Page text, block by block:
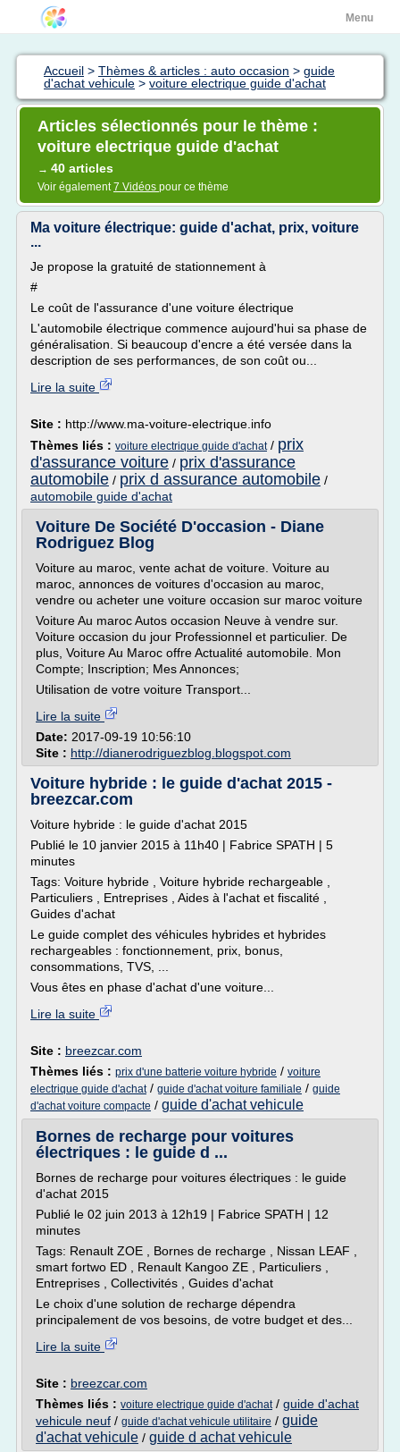
Menu
Accueil > Thèmes & articles : auto occasion > guide
d'achat vehicule > voiture electrique guide d'achat
Articles sélectionnés pour le thème :
voiture electrique guide d'achat
→ 40 articles
Voir également7 Vidéos pour ce thème
Ma voiture électrique: guide d'achat, prix, voiture
...
Je propose la gratuité de stationnement à
#
Le coût de l'assurance d'une voiture électrique
L'automobile électrique commence aujourd'hui sa phase de
généralisation. Si beaucoup d'encre a été versée dans la
description de ses performances, de son coût ou...
Lire la suite
Site : http://www.ma-voiture-electrique.info
Thèmes liés : voiture electrique guide d'achat/ prix
d'assurance voiture / prix d'assurance
automobile / prix d assurance automobile /
automobile guide d'achat
Voiture De Société D'occasion - Diane
Rodriguez Blog
Voiture au maroc, vente achat de voiture. Voiture au
maroc, annonces de voitures d'occasion au maroc,
vendre ou acheter une voiture occasion sur maroc voiture
Voiture Au maroc Autos occasion Neuve à vendre sur.
Voiture occasion du jour Professionnel et particulier. De
plus, Voiture Au Maroc offre Actualité automobile. Mon
Compte; Inscription; Mes Annonces;
Utilisation de votre voiture Transport...
Lire la suite
Date: 2017-09-19 10:56:10
Site : http://dianerodriguezblog.blogspot.com
Voiture hybride : le guide d'achat 2015 -
breezcar.com
Voiture hybride : le guide d'achat 2015
Publié le 10 janvier 2015 à 11h40 | Fabrice SPATH | 5
minutes
Tags: Voiture hybride , Voiture hybride rechargeable ,
Particuliers , Entreprises , Aides à l'achat et fiscalité ,
Guides d'achat
Le guide complet des véhicules hybrides et hybrides
rechargeables : fonctionnement, prix, bonus,
consommations, TVS, ...
Vous êtes en phase d'achat d'une voiture...
Lire la suite
Site : breezcar.com
Thèmes liés : prix d'une batterie voiture hybride / voiture
electrique guide d'achat/ guide d'achat voiture familiale / guide
d'achat voiture compacte / guide d'achat vehicule
Bornes de recharge pour voitures
électriques : le guide d ...
Bornes de recharge pour voitures électriques : le guide
d'achat 2015
Publié le 02 juin 2013 à 12h19 | Fabrice SPATH | 12
minutes
Tags: Renault ZOE , Bornes de recharge , Nissan LEAF ,
smart fortwo ED , Renault Kangoo ZE , Particuliers ,
Entreprises , Collectivités , Guides d'achat
Le choix d'une solution de recharge dépendra
principalement de vos besoins, de votre budget et des...
Lire la suite
Site : breezcar.com
Thèmes liés : voiture electrique guide d'achat/ guide d'achat
vehicule neuf / guide d'achat vehicule utilitaire / guide
d'achat vehicule / guide d achat vehicule